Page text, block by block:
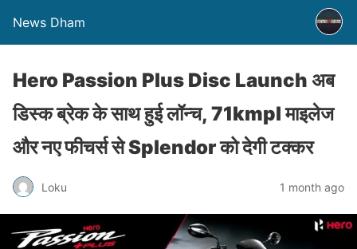
News Dham
Hero Passion Plus Disc Launch अब
डिस्क ब्रेक के साथ हुई लॉन्च, 71kmpl माइलेज
और नए फीचर्स से Splendor को देगी टक्कर
Loku 1 month ago